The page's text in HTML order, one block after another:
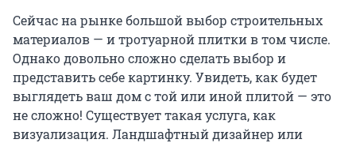
Сейчас на рынке большой выбор строительных
материалов — и тротуарной плитки в том числе.
Однако довольно сложно сделать выбор и
представить себе картинку. Увидеть, как будет
выглядеть ваш дом с той или иной плитой — это
не сложно! Существует такая услуга, как
визуализация. Ландшафтный дизайнер или